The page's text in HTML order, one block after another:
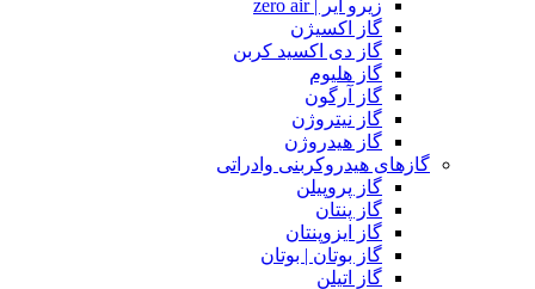
زیرو ایر | zero air
گاز اکسیژن
گاز دی اکسید کربن
گاز هلیوم
گاز آرگون
گاز نیتروژن
گاز هیدروژن
گازهای هیدروکربنی وادراتی
گاز پروپیلن
گاز پنتان
گاز ایزوپنتان
گاز بوتان | بوتان
گاز اتیلن